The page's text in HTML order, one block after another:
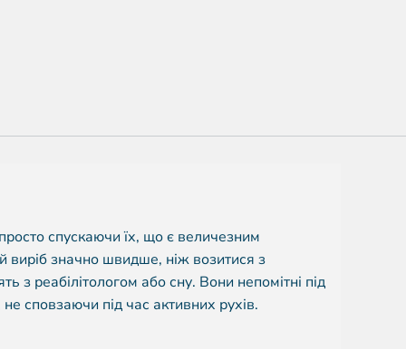
спускаючи їх, що є величезним
виріб значно швидше, ніж возитися з
з реабілітологом або сну. Вони непомітні під
сповзаючи під час активних рухів.